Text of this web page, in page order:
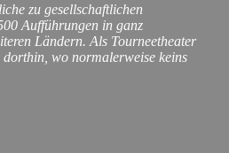
zu gesellschaftlichen
Aufführungen in ganz
Ländern. Als Tourneetheater
wo normalerweise keins